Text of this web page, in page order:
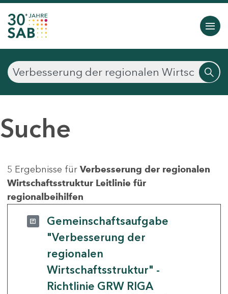
Suche
5 Ergebnisse für Verbesserung der regionalen
Wirtschaftsstruktur Leitlinie für
regionalbeihilfen
Gemeinschaftsaufgabe
"Verbesserung der
regionalen
Wirtschaftsstruktur" -
Richtlinie GRW RIGA